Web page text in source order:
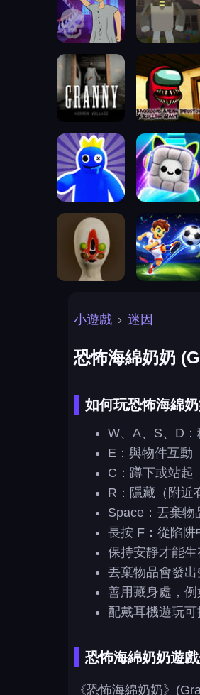
小遊戲 › 迷因
恐怖海綿奶奶
如何玩恐怖海綿
W、A、S、D：
E：與物件互動
C：蹲下或站起
R：隱藏（附近
Space：丟棄物
長按 F：從陷阱
保持安靜才能生
丟棄物品會發出
善用藏身處，例
配戴耳機遊玩可
恐怖海綿奶奶遊
《恐怖海綿奶奶》